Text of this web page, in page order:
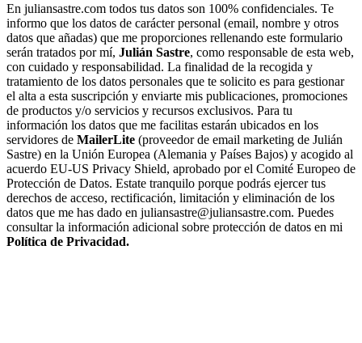
En juliansastre.com todos tus datos son 100% confidenciales. Te
informo que los datos de carácter personal (email, nombre y otros
datos que añadas) que me proporciones rellenando este formulario
serán tratados por mí, Julián Sastre, como responsable de esta web,
con cuidado y responsabilidad. La finalidad de la recogida y
tratamiento de los datos personales que te solicito es para gestionar
el alta a esta suscripción y enviarte mis publicaciones, promociones
de productos y/o servicios y recursos exclusivos. Para tu
información los datos que me facilitas estarán ubicados en los
servidores de MailerLite (proveedor de email marketing de Julián
Sastre) en la Unión Europea (Alemania y Países Bajos) y acogido al
acuerdo EU-US Privacy Shield, aprobado por el Comité Europeo de
Protección de Datos. Estate tranquilo porque podrás ejercer tus
derechos de acceso, rectificación, limitación y eliminación de los
datos que me has dado en juliansastre@juliansastre.com. Puedes
consultar la información adicional sobre protección de datos en mi
Política de Privacidad.